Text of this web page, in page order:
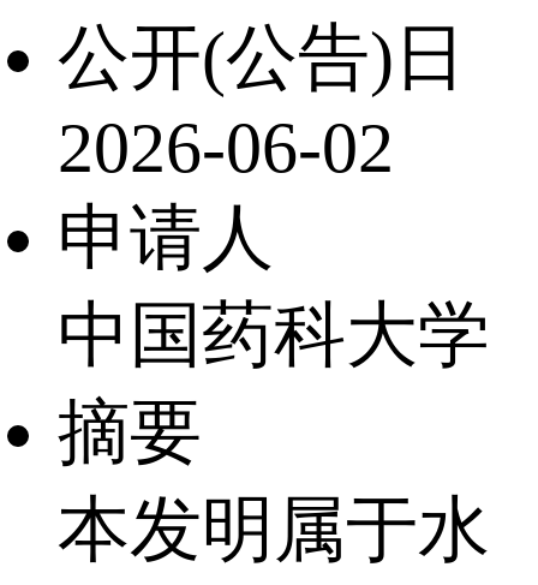
公开(公告)日
2026-06-02
申请人
中国药科大学
摘要
本发明属于水